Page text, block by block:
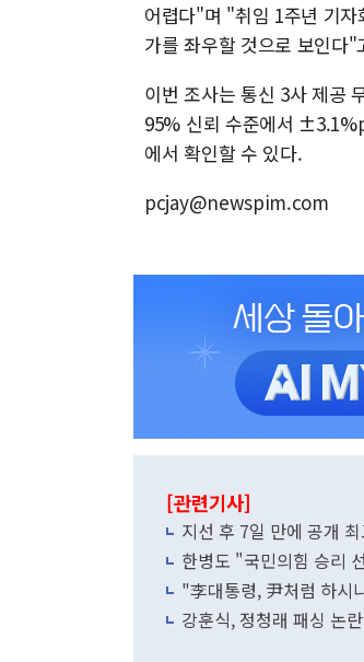
어렵다"며 "취임 1주년 기
가를 좌우할 것으로 보인다"
이번 조사는 통신 3사 제공
95% 신뢰 수준에서
에서 확인할 수 있다.
pcjay@newspim.com
[관련기사]
지선 후 7일 만에 공개
한병도 "국민의힘 승리
"李대통령, 尹처럼 하시
강훈식, 정청래 패싱 논